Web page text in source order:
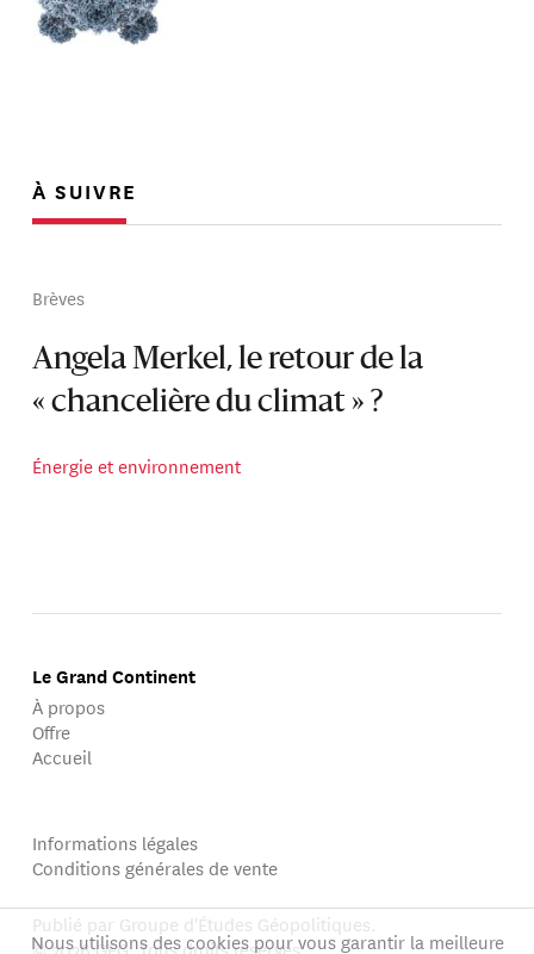
À SUIVRE
Brèves
Angela Merkel, le retour de la
« chancelière du climat » ?
Énergie et environnement
Le Grand Continent
À propos
Offre
Accueil
Informations légales
Conditions générales de vente
Publié par Groupe d'Études Géopolitiques.
Nous utilisons des cookies pour vous garantir la meilleure